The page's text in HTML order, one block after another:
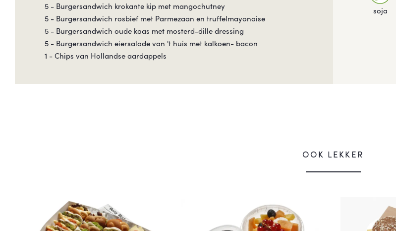
5 - Burgersandwich krokante kip met mangochutney
5 - Burgersandwich rosbief met Parmezaan en truffelmayonaise
5 - Burgersandwich oude kaas met mosterd-dille dressing
5 - Burgersandwich eiersalade van 't huis met kalkoen- bacon
1 - Chips van Hollandse aardappels
soja
OOK LEKKER